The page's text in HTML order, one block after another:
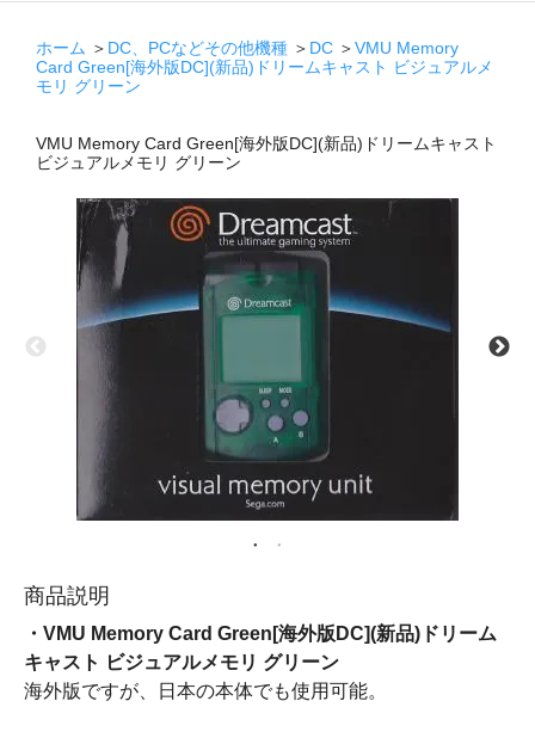
ホーム ＞ DC、PCなどその他機種 ＞ DC ＞VMU Memory
Card Green[海外版DC](新品)ドリームキャスト ビジュアルメ
モリ グリーン
VMU Memory Card Green[海外版DC](新品)ドリームキャスト
ビジュアルメモリ グリーン
商品説明
・VMU Memory Card Green[海外版DC](新品)ドリーム
キャスト ビジュアルメモリ グリーン
海外版ですが、日本の本体でも使用可能。